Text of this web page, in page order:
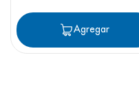
Agregar